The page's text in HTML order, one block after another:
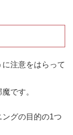
注意をはらって
です。
グの目的の1つ